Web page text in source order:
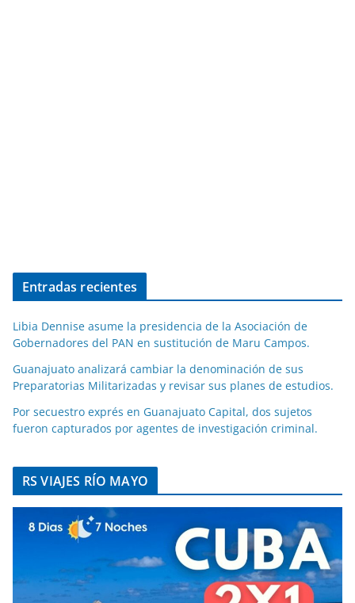
Entradas recientes
Libia Dennise asume la presidencia de la Asociación de
Gobernadores del PAN en sustitución de Maru Campos.
Guanajuato analizará cambiar la denominación de sus
Preparatorias Militarizadas y revisar sus planes de estudios.
Por secuestro exprés en Guanajuato Capital, dos sujetos
fueron capturados por agentes de investigación criminal.
RS VIAJES RÍO MAYO